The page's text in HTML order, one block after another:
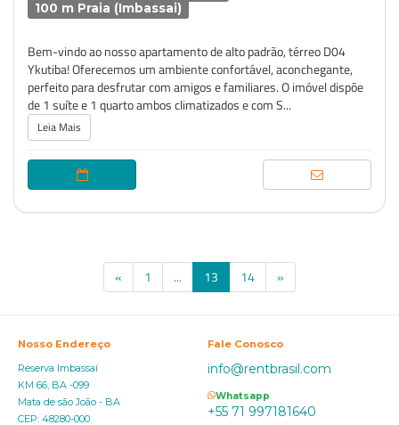
100 m Praia (Imbassai)
Bem-vindo ao nosso apartamento de alto padrão, térreo D04
Ykutiba! Oferecemos um ambiente confortável, aconchegante,
perfeito para desfrutar com amigos e familiares. O imóvel dispõe
de 1 suíte e 1 quarto ambos climatizados e com S...
Leia Mais
« 1 ... 13 (current)
14 »
Nosso Endereço
Reserva Imbassaí
KM 66, BA -099
Mata de são João - BA
CEP: 48280-000
Fale Conosco
info@rentbrasil.com
Whatsapp
+55 71 997181640